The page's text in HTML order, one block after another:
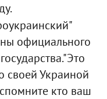
официального
своей Украиной
кто ваш